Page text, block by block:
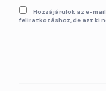
Hozzájárulok az e-
feliratkozáshoz, de azt ki